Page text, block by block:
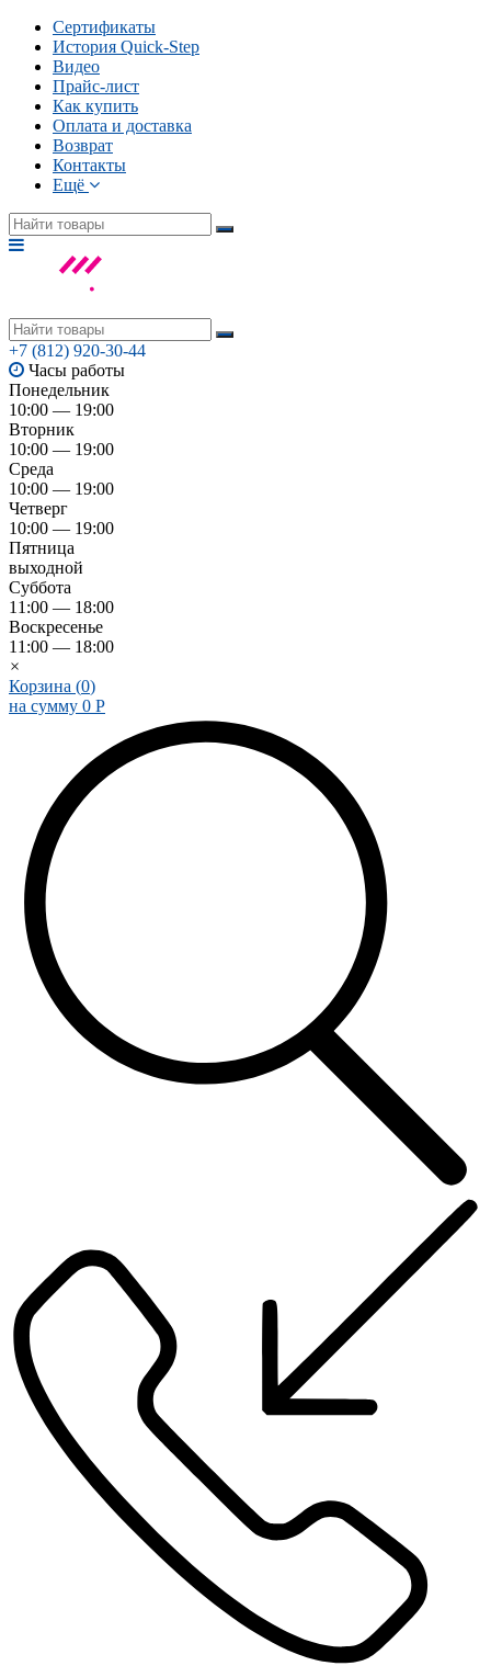
Сертификаты
История Quick-Step
Видео
Прайс-лист
Как купить
Оплата и доставка
Возврат
Контакты
Ещё
+7 (812) 920-30-44
Часы работы
Понедельник
10:00 — 19:00
Вторник
10:00 — 19:00
Среда
10:00 — 19:00
Четверг
10:00 — 19:00
Пятница
выходной
Суббота
11:00 — 18:00
Воскресенье
11:00 — 18:00
×
Корзина (0)
на сумму 0 Р